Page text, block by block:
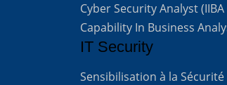
Cyber Security Analyst (IIBA
Capability In Business
IT Security
Sensibilisation à la Sécurité